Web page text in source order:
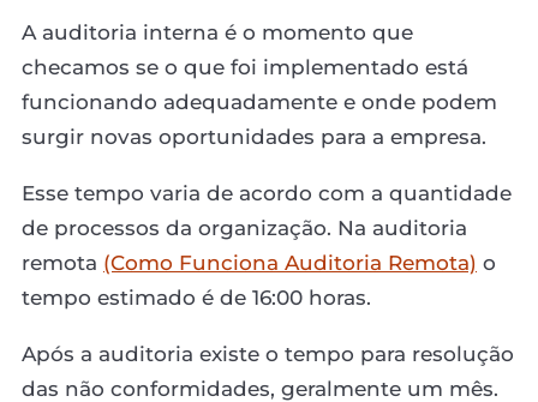
A auditoria interna é o momento que
checamos se o que foi implementado está
funcionando adequadamente e onde podem
surgir novas oportunidades para a empresa.
Esse tempo varia de acordo com a quantidade
de processos da organização. Na auditoria
remota (Como Funciona Auditoria Remota) o
tempo estimado é de 16:00 horas.
Após a auditoria existe o tempo para resolução
das não conformidades, geralmente um mês.